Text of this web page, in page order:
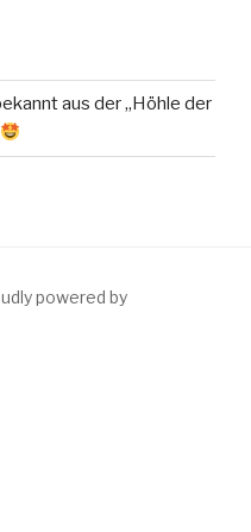
aus der „Höhle der
powered by